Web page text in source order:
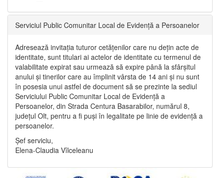
Serviciul Public Comunitar Local de Evidență a Persoanelor
Adresează invitația tuturor cetățenilor care nu dețin acte de
identitate, sunt titulari ai actelor de identitate cu termenul de
valabilitate expirat sau urmează să expire până la sfârșitul
anului și tinerilor care au împlinit vârsta de 14 ani și nu sunt
în posesia unui astfel de document să se prezinte la sediul
Serviciului Public Comunitar Local de Evidență a
Persoanelor, din Strada Centura Basarabilor, numărul 8,
județul Olt, pentru a fi puși în legalitate pe linie de evidență a
persoanelor.
Șef serviciu,
Elena-Claudia Vîlceleanu